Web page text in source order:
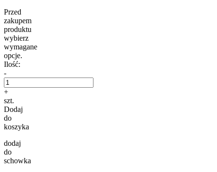
Przed
zakupem
produktu
wybierz
wymagane
opcje.
Ilość:
-
+
szt.
Dodaj
do
koszyka
dodaj
do
schowka